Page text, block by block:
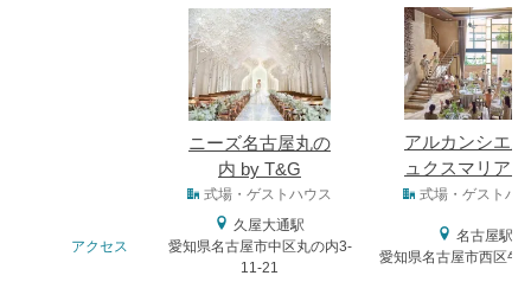
ニーズ名古屋丸の
内 by T&G
アルカンシエ
ュクスマリア
ュナゴヤ
式場・ゲストハウス 式場・ゲストハ
アクセス
久屋大通駅
愛知県名古屋市中区丸の内3-
11-21
名古屋駅
愛知県名古屋市西区牛